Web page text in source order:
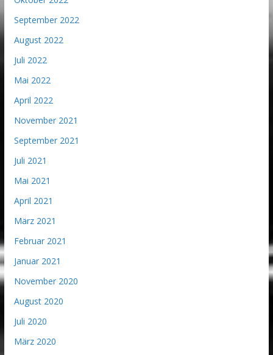
September 2022
August 2022
Juli 2022
Mai 2022
April 2022
November 2021
September 2021
Juli 2021
Mai 2021
April 2021
März 2021
Februar 2021
Januar 2021
November 2020
August 2020
Juli 2020
März 2020